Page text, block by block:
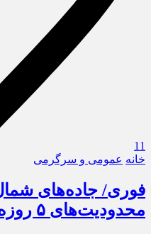
11
خانه عمومی و سرگرمی
فوری/ جاده‌های
محدودیت‌های ۵ روزه در چالوس و هراز